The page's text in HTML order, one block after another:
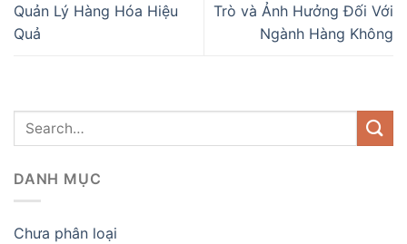
Quản Lý Hàng Hóa Hiệu
Quả
Trò và Ảnh Hưởng Đối Với
Ngành Hàng Không
DANH MỤC
Chưa phân loại